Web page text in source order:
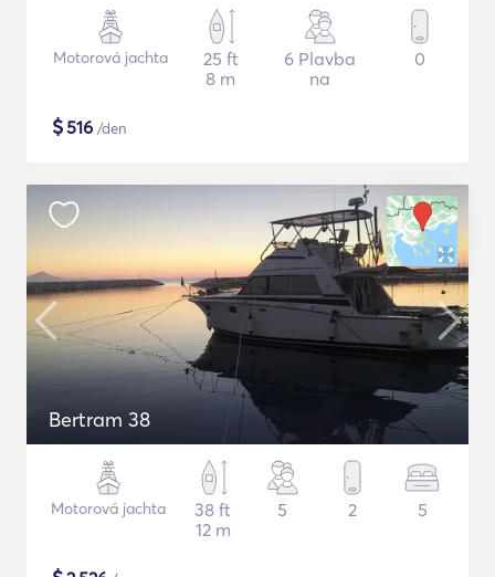
Motorová jachta
25 ft
8 m
6 Plavba
na
0
$516 /den
Bertram 38
Motorová jachta
38 ft
12 m
5 2 5